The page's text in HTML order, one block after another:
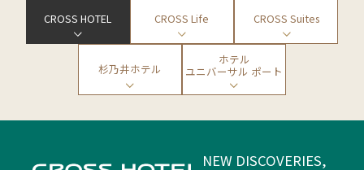
CROSS HOTEL CROSS Life CROSS Suites
杉乃井ホテル
ホテル
ユニバーサル ポート
NEW DISCOVERIES,